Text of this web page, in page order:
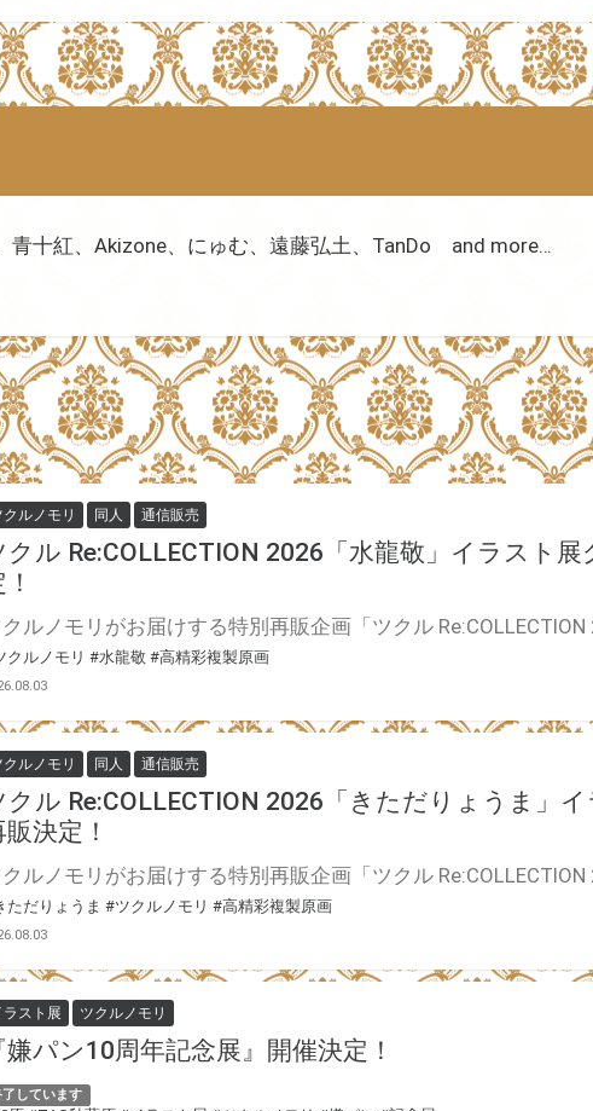
青十紅、Akizone、にゅむ、遠藤弘土、TanDo and more…
クルノモリ 同人 通信販売
クル Re:COLLECTION 2026「水龍敬」イラスト
クルノモリ #水龍敬 #高精彩複製原画
クルノモリ 同人 通信販売
クル Re:COLLECTION 2026「きただりょうま」
決定！
ただりょうま #ツクルノモリ #高精彩複製原画
ラスト展 ツクルノモリ
嫌パン10周年記念展』開催決定！
了しています